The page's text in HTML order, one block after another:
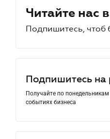
Читайте нас
Подпишитесь, чтоб
Подпишитесь на
Получайте по
событиях бизнеса